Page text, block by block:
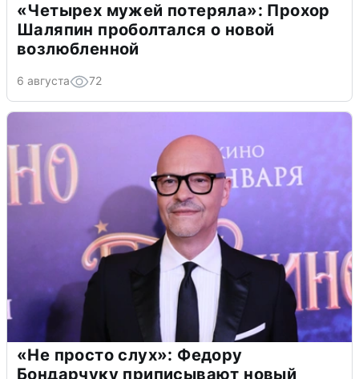
«Четырех мужей потеряла»: Прохор
Шаляпин проболтался о новой
возлюбленной
6 августа 72
«Не просто слух»: Федору
Бондарчуку приписывают новый